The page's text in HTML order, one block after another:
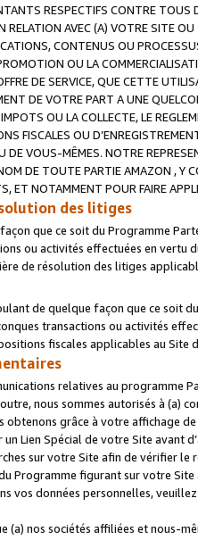
RESPECTIFS CONTRE
RELATION AVEC (A) VOTRE SITE
CONTENUS OU
OU LA
DE SERVICE, QUE CETTE
DE VOTRE PART A UNE
OU LA COLLECTE, LE
FISCALES OU
VOUS-MÊMES. NOTRE
DE TOUTE PARTIE AMAZON , Y
ET NOTAMMENT POUR FAIRE
des litiges
que ce soit du Programme
ou activités effectuées en vertu
de résolution des litiges
de quelque façon que ce soit
transactions ou activités
fiscales applicables au Site
relatives au programme
nous sommes autorisés à
grâce à votre affichage
Lien Spécial de votre Site avant
sur votre Site afin de vérifier
Programme figurant sur votre
vos données personnelles,
(a) nos sociétés affiliées et nous-